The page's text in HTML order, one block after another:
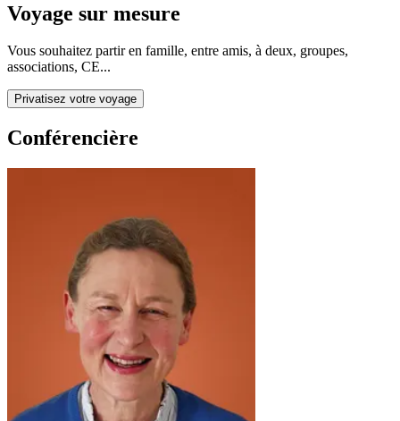
Voyage sur mesure
Vous souhaitez partir en famille, entre amis, à deux, groupes,
associations, CE...
Privatisez votre voyage
Conférencière